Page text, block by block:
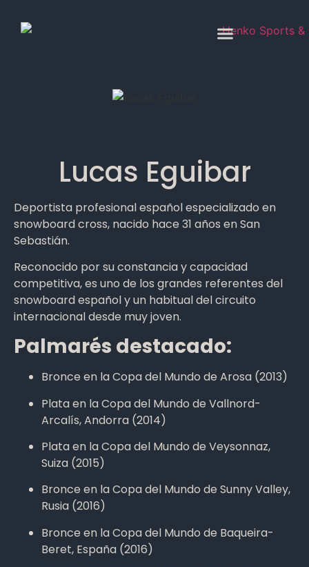
Lucas Eguibar
Deportista profesional español especializado en
snowboard cross, nacido hace 31 años en San
Sebastián.
Reconocido por su constancia y capacidad
competitiva, es uno de los grandes referentes del
snowboard español y un habitual del circuito
internacional desde muy joven.
Palmarés destacado:
Bronce en la Copa del Mundo de Arosa (2013)
Plata en la Copa del Mundo de Vallnord-
Arcalís, Andorra (2014)
Plata en la Copa del Mundo de Veysonnaz,
Suiza (2015)
Bronce en la Copa del Mundo de Sunny Valley,
Rusia (2016)
Bronce en la Copa del Mundo de Baqueira-
Beret, España (2016)